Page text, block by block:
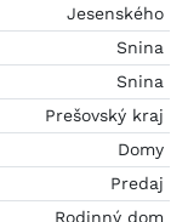
Jesenského
Snina
Snina
Prešovský kraj
Domy
Predaj
Rodinný dom